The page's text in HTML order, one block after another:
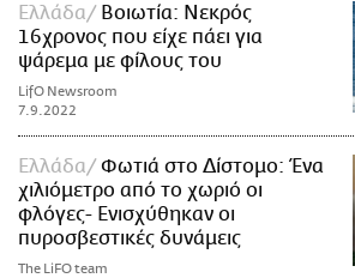
Ελλάδα
Βοιωτία: Νεκρός
16χρονος που είχε πάει για
ψάρεμα με φίλους του
LifO Newsroom
7.9.2022
Ελλάδα
Φωτιά στο Δίστομο: Ένα
χιλιόμετρο από το χωριό οι
φλόγες- Ενισχύθηκαν οι
πυροσβεστικές δυνάμεις
The LiFO team